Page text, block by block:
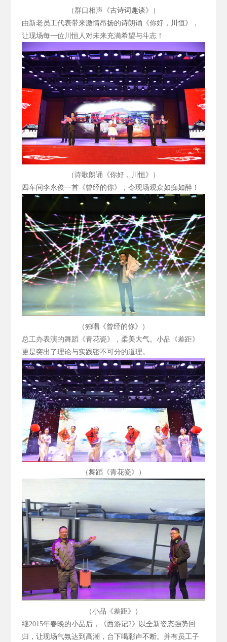
（群口相声《古诗词趣谈》）
由新老员工代表带来激情昂扬的诗朗诵《你好，川恒》，
让现场每一位川恒人对未来充满希望与斗志！
（诗歌朗诵《你好，川恒》）
四车间李永俊一首《曾经的你》，令现场观众如痴如醉！
（独唱《曾经的你》）
总工办表演的舞蹈《青花瓷》，柔美大气。小品《差距》
更是突出了理论与实践密不可分的道理。
（舞蹈《青花瓷》）
（小品《差距》）
继2015年春晚的小品后，《西游记2》以全新姿态强势回
归，让现场气氛达到高潮，台下喝彩声不断。并有员工子